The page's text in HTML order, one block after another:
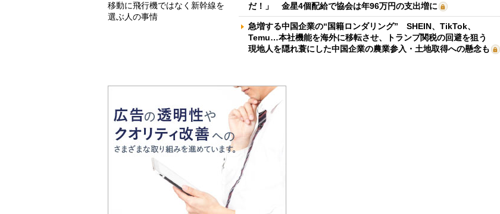
移動に飛行機ではなく新幹線を
選ぶ人の事情
だ！」 金星4個配給で協会は年96万円の支出増に
急増する中国企業の“国籍ロンダリング” SHEIN、TikTok、
Temu…本社機能を海外に移転させ、トランプ関税の回避を狙う
現地人を隠れ蓑にした中国企業の農業参入・土地取得への懸念も